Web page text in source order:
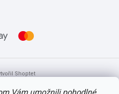
Shoptet